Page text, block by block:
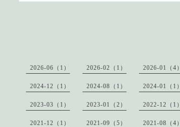
2026-06（1） 2026-02（1） 2026-01（4）
2024-12（1） 2024-08（1） 2024-01（1）
2023-03（1） 2023-01（2） 2022-12（1）
2021-12（1） 2021-09（5） 2021-08（4）